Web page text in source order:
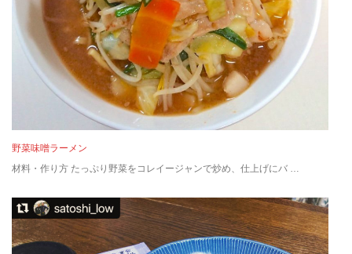
野菜味噌ラーメン
材料・作り方 たっぷり野菜をコレイージャンで炒め、仕上げにバ …